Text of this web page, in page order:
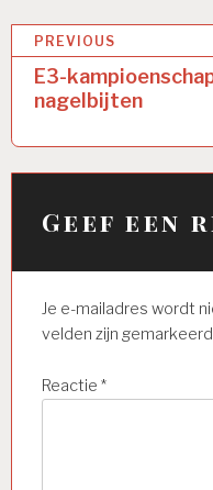
Bericht
navigatie
PREVIOUS
E3-
nagelbijten
Geef een
Je e-mailadres wordt
velden zijn
Reactie *